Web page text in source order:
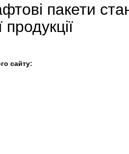
пакети
сайту: